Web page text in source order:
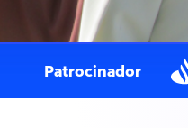
Patrocinador